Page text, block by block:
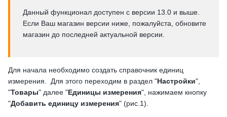
Данный функционал доступен с версии 13.0 и выше.
Если Ваш магазин версии ниже, пожалуйста, обновите
магазин до последней актуальной версии.
Для начала необходимо создать справочник единиц
измерения. Для этого переходим в раздел "Настройки",
"Товары" далее "Единицы измерения", нажимаем кнопку
"Добавить единицу измерения" (рис.1).